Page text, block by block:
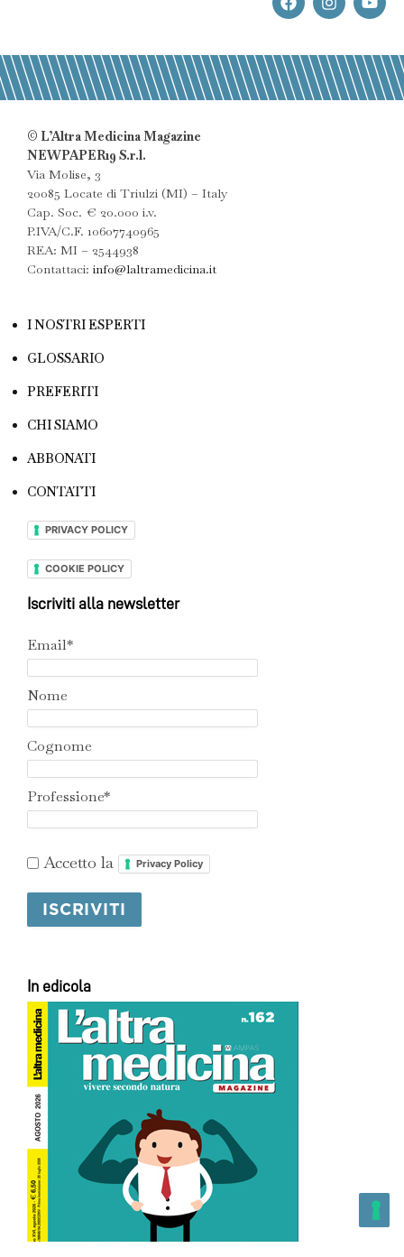
© L’Altra Medicina Magazine
NEWPAPER19 S.r.l.
Via Molise, 3
20085 Locate di Triulzi (MI) – Italy
Cap. Soc. € 20.000 i.v.
P.IVA/C.F. 10607740965
REA: MI – 2544938
Contattaci: info@laltramedicina.it
I NOSTRI ESPERTI
GLOSSARIO
PREFERITI
CHI SIAMO
ABBONATI
CONTATTI
PRIVACY POLICY
COOKIE POLICY
Iscriviti alla newsletter
Email*
Nome
Cognome
Professione*
Accetto la Privacy Policy
In edicola